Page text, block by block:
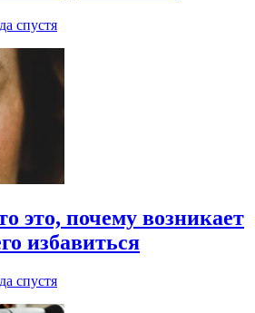
спустя
это, почему возникает
избавиться
спустя